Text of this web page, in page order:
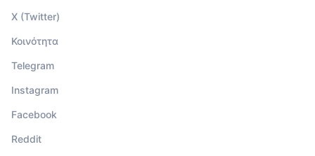
X (Twitter)
Κοινότητα
Telegram
Instagram
Facebook
Reddit